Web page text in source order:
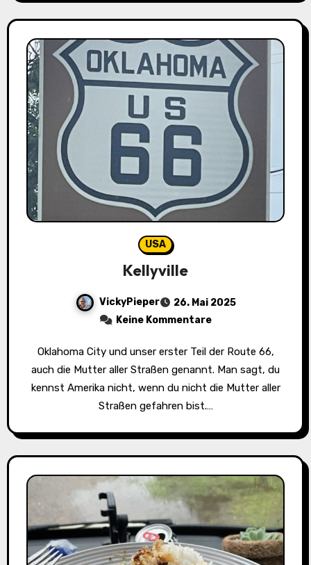
USA
Kellyville
VickyPieper
26. Mai 2025
Keine Kommentare
Oklahoma City und unser erster Teil der Route 66,
auch die Mutter aller Straßen genannt. Man sagt, du
kennst Amerika nicht, wenn du nicht die Mutter aller
Straßen gefahren bist.…